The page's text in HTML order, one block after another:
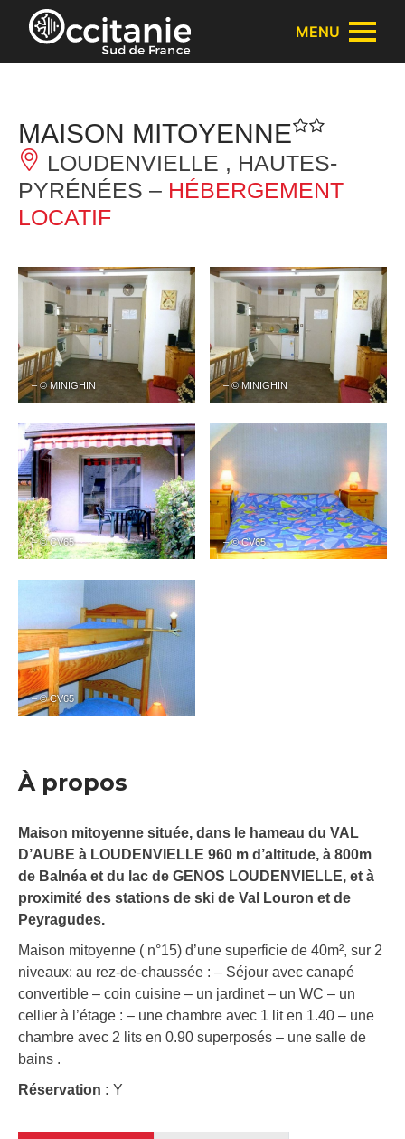
Panneau de gestion des cookies
MENU
MAISON MITOYENNE
LOUDENVIELLE , HAUTES-
PYRÉNÉES – HÉBERGEMENT
LOCATIF
– © MINIGHIN – © MINIGHIN
– © CV65 – © CV65
– © CV65
À propos
Maison mitoyenne située, dans le hameau du VAL
D’AUBE à LOUDENVIELLE 960 m d’altitude, à 800m
de Balnéa et du lac de GENOS LOUDENVIELLE, et à
proximité des stations de ski de Val Louron et de
Peyragudes.
Maison mitoyenne ( n°15) d’une superficie de 40m², sur 2
niveaux: au rez-de-chaussée : – Séjour avec canapé
convertible – coin cuisine – un jardinet – un WC – un
cellier à l’étage : – une chambre avec 1 lit en 1.40 – une
chambre avec 2 lits en 0.90 superposés – une salle de
bains .
Réservation : Y